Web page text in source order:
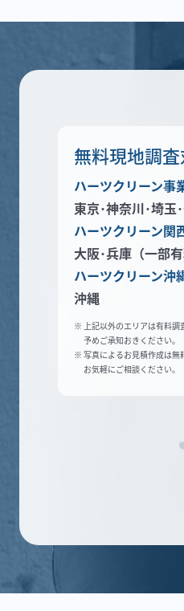
無料現地調
ハーツクリーン事
東京･神奈川･埼玉
ハーツクリーン関
大阪･兵庫（一部有
ハーツクリーン沖
沖縄
※ 上記以外のエリアは有料調
予めご承知おきください。
※ 写真によるお見積作成は無
お気軽にご相談ください。